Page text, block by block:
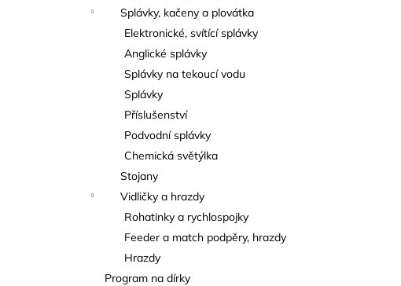
Splávky, kačeny a plovátka
Elektronické, svítící splávky
Anglické splávky
Splávky na tekoucí vodu
Splávky
Příslušenství
Podvodní splávky
Chemická světýlka
Stojany
Vidličky a hrazdy
Rohatinky a rychlospojky
Feeder a match podpěry, hrazdy
Hrazdy
Program na dírky